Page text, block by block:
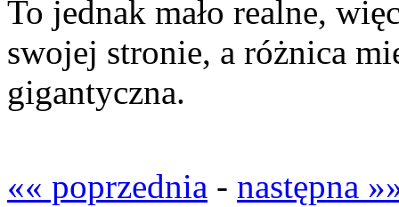
To jednak mało realne,
swojej stronie, a różnica
gigantyczna.
«« poprzednia - następna